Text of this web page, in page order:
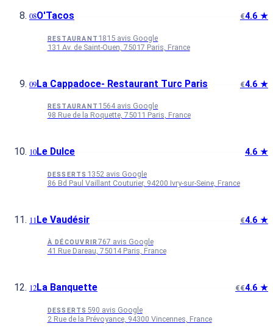
O'Tacos €4.6 ★
RESTAURANT 1815 avis Google
131 Av. de Saint-Ouen, 75017 Paris, France
La Cappadoce- Restaurant Turc Paris €4.6 ★
RESTAURANT 1564 avis Google
98 Rue de la Roquette, 75011 Paris, France
Le Dulce 4.6 ★
DESSERTS 1352 avis Google
86 Bd Paul Vaillant Couturier, 94200 Ivry-sur-Seine, France
Le Vaudésir €4.6 ★
À DÉCOUVRIR767 avis Google
41 Rue Dareau, 75014 Paris, France
La Banquette €€4.6 ★
DESSERTS 590 avis Google
2 Rue de la Prévoyance, 94300 Vincennes, France